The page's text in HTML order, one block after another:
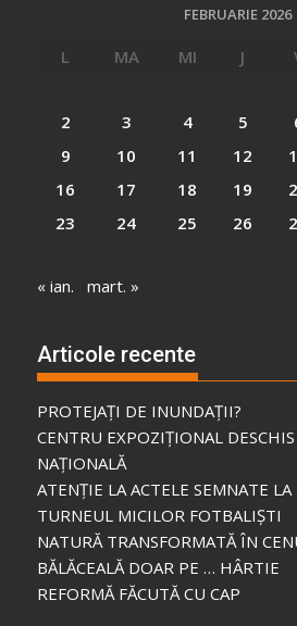
FEBRUARIE 2026
L MA MI J
2
3 4 5
9
10 11 12
16
17 18 19
23
24 25 26
« ian. mart. »
Articole recente
PROTEJAȚI DE INUNDAȚII?
CENTRU EXPOZIȚIONAL
NAȚIONALĂ
ATENȚIE LA ACTELE SEMNATE
TURNEUL MICILOR FOTBALIȘTI
NATURĂ TRANSFORMATĂ ÎN
BĂLĂCEALĂ DOAR PE … HÂRTIE
REFORMĂ FĂCUTĂ CU CAP